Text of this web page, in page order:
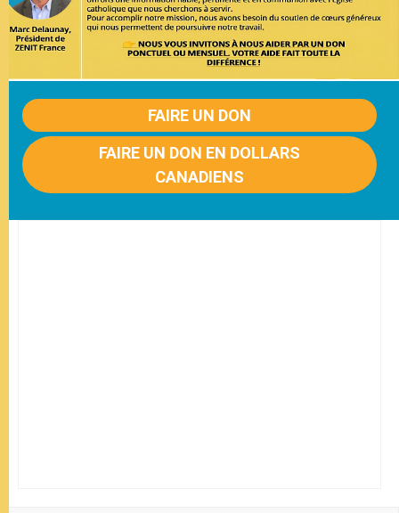
FAIRE UN DON
FAIRE UN DON EN DOLLARS
CANADIENS